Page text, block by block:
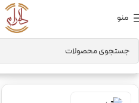
منو
خانه لوازم جانبی سایر لوازم جانبی آرشه